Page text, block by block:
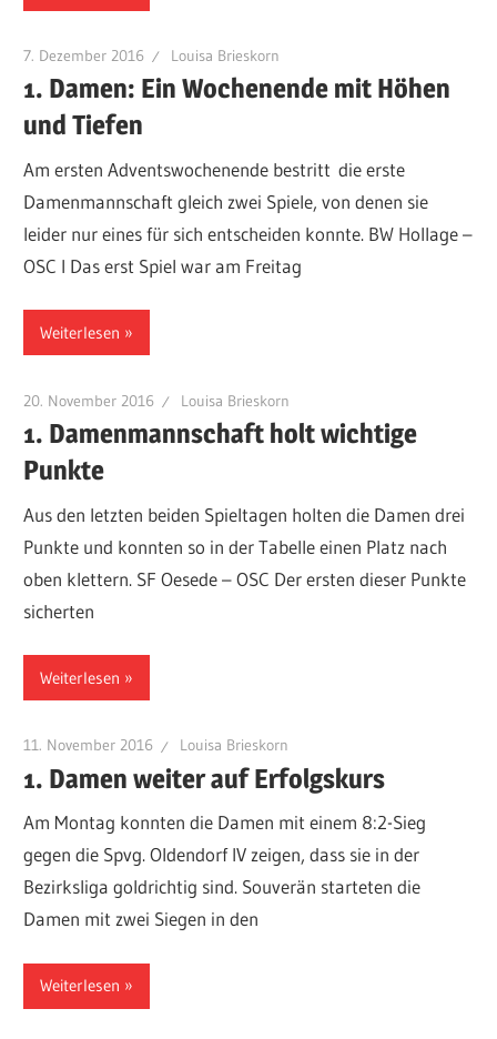
7. Dezember 2016 Louisa Brieskorn
1. Damen: Ein Wochenende mit Höhen
und Tiefen
Am ersten Adventswochenende bestritt die erste
Damenmannschaft gleich zwei Spiele, von denen sie
leider nur eines für sich entscheiden konnte. BW Hollage –
OSC I Das erst Spiel war am Freitag
Weiterlesen
20. November 2016 Louisa Brieskorn
1. Damenmannschaft holt wichtige
Punkte
Aus den letzten beiden Spieltagen holten die Damen drei
Punkte und konnten so in der Tabelle einen Platz nach
oben klettern. SF Oesede – OSC Der ersten dieser Punkte
sicherten
Weiterlesen
11. November 2016 Louisa Brieskorn
1. Damen weiter auf Erfolgskurs
Am Montag konnten die Damen mit einem 8:2-Sieg
gegen die Spvg. Oldendorf IV zeigen, dass sie in der
Bezirksliga goldrichtig sind. Souverän starteten die
Damen mit zwei Siegen in den
Weiterlesen